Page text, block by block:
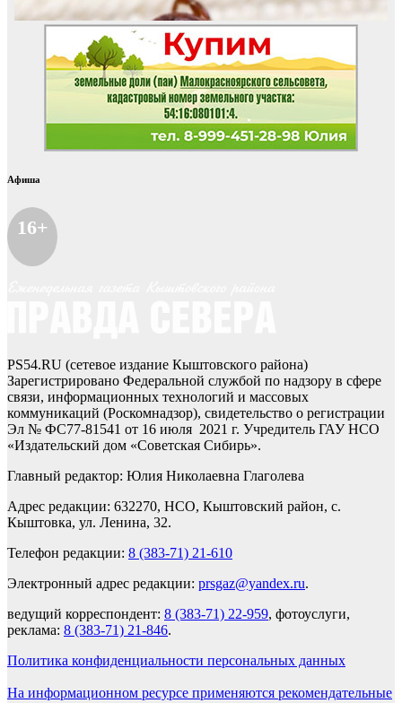
Афиша
16+
PS54.RU (сетевое издание Кыштовского района)
Зарегистрировано Федеральной службой по надзору в сфере
связи, информационных технологий и массовых
коммуникаций (Роскомнадзор), свидетельство о регистрации
Эл № ФС77-81541 от 16 июля 2021 г. Учредитель ГАУ НСО
«Издательский дом «Советская Сибирь».
Главный редактор: Юлия Николаевна Глаголева
Адрес редакции: 632270, НСО, Кыштовский район, с.
Кыштовка, ул. Ленина, 32.
Телефон редакции: 8 (383-71) 21-610
Электронный адрес редакции: prsgaz@yandex.ru.
ведущий корреспондент: 8 (383-71) 22-959, фотоуслуги,
реклама: 8 (383-71) 21-846.
Политика конфиденциальности персональных данных
На информационном ресурсе применяются рекомендательные